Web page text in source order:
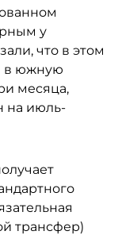
у
что в этом
в южную
месяца,
на июль-
трансфер)